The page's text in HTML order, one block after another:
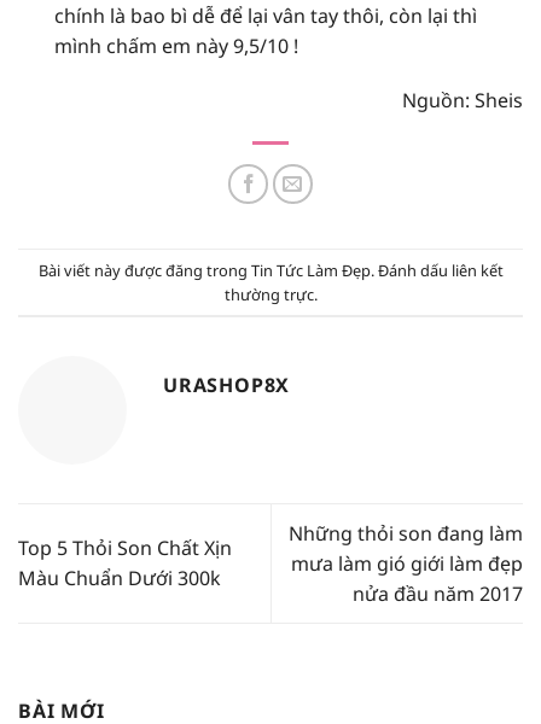
chính là bao bì dễ để lại vân tay thôi, còn lại thì
mình chấm em này 9,5/10 !
Nguồn: Sheis
Bài viết này được đăng trong Tin Tức Làm Đẹp. Đánh dấu liên kết
thường trực.
URASHOP8X
Top 5 Thỏi Son Chất Xịn
Màu Chuẩn Dưới 300k
Những thỏi son đang làm
mưa làm gió giới làm đẹp
nửa đầu năm 2017
BÀI MỚI